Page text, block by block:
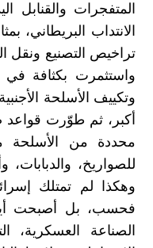
المتفجرات والقنابل
الانتداب البريطاني،
تراخيص التصنيع ونقل
واستثمرت بكثافة
وتكييف الأسلحة
أكبر، ثم طوّرت
محددة من الأسلحة
للصواريخ، والدبابات،
وهكذا لم تمتلك
فحسب، بل أصبحت
الصناعة العسكرية،